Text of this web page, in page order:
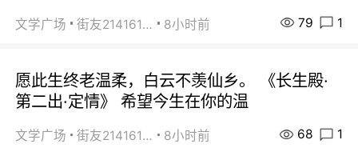
文学广场 街友21416156 8小时前 79 1
愿此生终老温柔，白云不羡仙乡。 《长生殿·
第二出·定情》 希望今生在你的温
文学广场 街友21416156 8小时前 68 1